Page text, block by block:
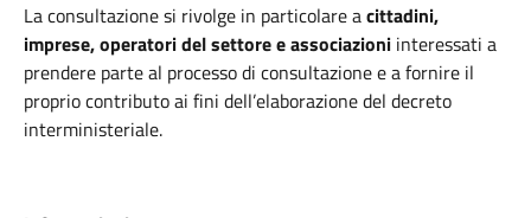
La consultazione si rivolge in particolare acittadini,
imprese, operatori del settore e associazioni interessati a
prendere parte al processo di consultazione e a fornire il
proprio contributo ai fini dell’elaborazione del decreto
interministeriale.